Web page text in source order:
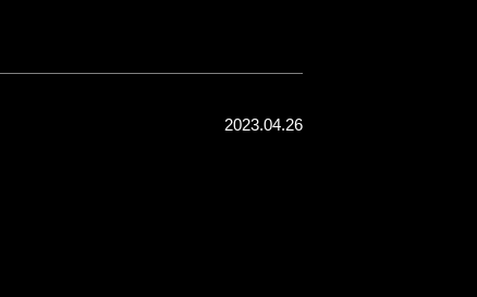
2023.04.26